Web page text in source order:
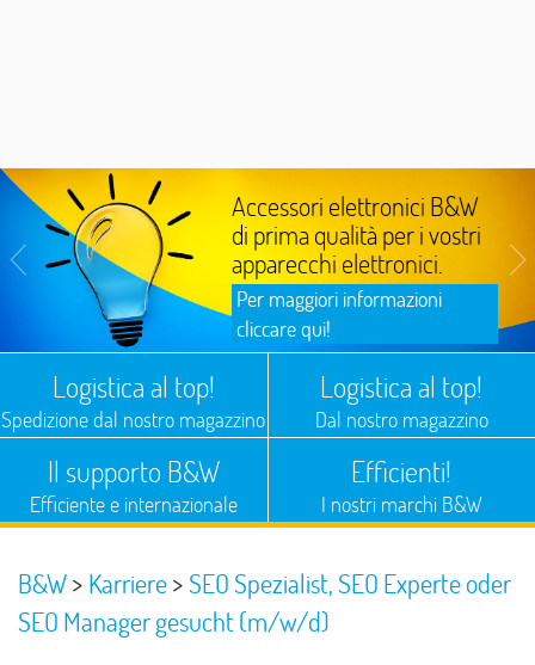
Accessori elettronici B&W
di prima qualità per i vostri
apparecchi elettronici.
Per maggiori informazioni
cliccare qui!
Logistica al top!
Spedizione dal nostro magazzino
Logistica al top!
Dal nostro magazzino
Il supporto B&W
Efficiente e internazionale
Efficienti!
I nostri marchi B&W
B&W> Karriere> SEO Spezialist, SEO Experte oder
SEO Manager gesucht (m/w/d)